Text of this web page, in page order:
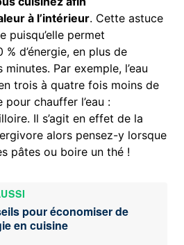
à l’intérieur. Cette astuce
puisqu’elle permet
d’énergie, en plus de
Par exemple, l’eau
trois à quatre fois moins de
chauffer l’eau :
Il s’agit en effet de la
alors pensez-y lorsque
pâtes ou boire un thé !
pour économiser de
en cuisine